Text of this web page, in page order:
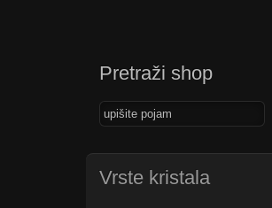
Pretraži shop
Vrste kristala